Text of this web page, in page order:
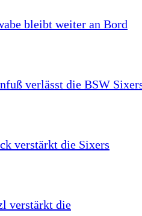
bleibt weiter an Bord
verlässt die BSW
verstärkt die Sixers
verstärkt die